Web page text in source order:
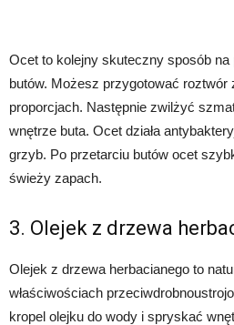
Ocet to kolejny skuteczny sposób
butów. Możesz przygotować
proporcjach. Następnie zwilżyć
wnętrze buta. Ocet działa
grzyb. Po przetarciu butów ocet
świeży zapach.
3. Olejek z drzewa
Olejek z drzewa herbacianego to
właściwościach
kropel olejku do wody i spryskać